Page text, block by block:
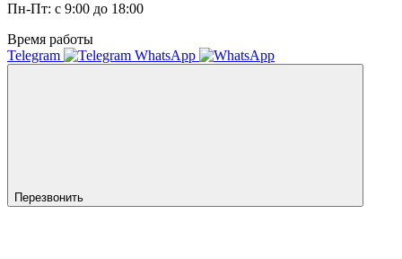
Пн-Пт: с 9:00 до 18:00
Время работы
Telegram
WhatsApp
Перезвонить